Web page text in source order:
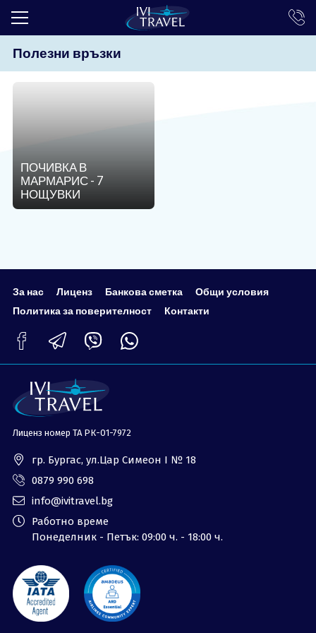
ТОП ОФЕРТИ
КРУИЗИ
LAST MINUTE
ТРАНСФЕРИ
ОЩЕ
Банкова сметка
Политика за
поверителност
0879 990 698 Запитване
Полезни връзки
ПОЧИВКА В
МАРМАРИС - 7
НОЩУВКИ
За нас Лиценз Банкова сметка
Общи условия
Политика за поверителност
Контакти
Лиценз номер ТА РК-01-7972
гр. Бургас, ул.Цар Симеон I № 18
0879 990 698
info@ivitravel.bg
Работно време
Понеделник - Петък: 09:00 ч. - 18:00 ч.